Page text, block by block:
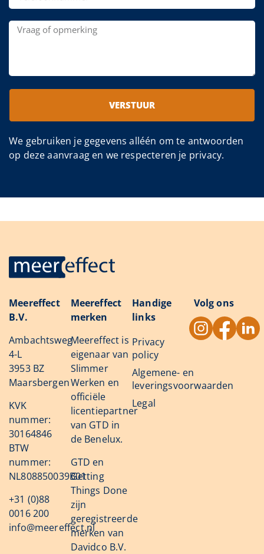
VERSTUUR
We gebruiken je gegevens alléén om te antwoorden
op deze aanvraag en we respecteren je privacy.
Meereffect
B.V.
Ambachtsweg
4-L
3953 BZ
Maarsbergen
KVK
nummer:
30164846
BTW
nummer:
NL808850039B01
+31 (0)88
0016 200
info@meereffect.nl
Meereffect
merken
Meereffect is
eigenaar van
Slimmer
Werken en
officiële
licentiepartner
van GTD in
de Benelux.
GTD en
Getting
Things Done
zijn
geregistreerde
merken van
Davidco B.V.
Handige
links
Privacy
policy
Algemene- en
leveringsvoorwaarden
Legal
Volg ons